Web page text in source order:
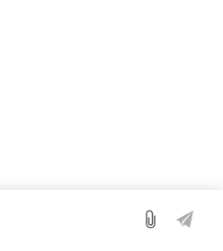
Nós usamos o Sleekplan